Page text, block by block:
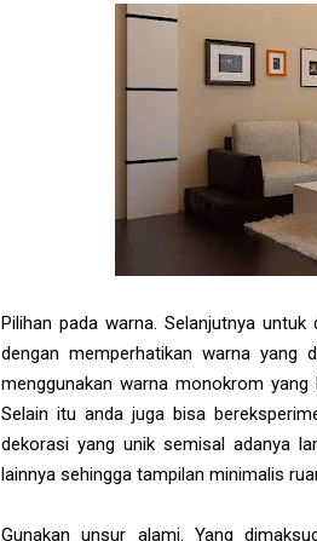
Pilihan pada warna. Selanjutnya
dengan memperhatikan warna yang
menggunakan warna monokrom
Selain itu anda juga bisa
dekorasi yang unik semisal adanya
lainnya sehingga tampilan minimalis
Gunakan unsur alami. Yang